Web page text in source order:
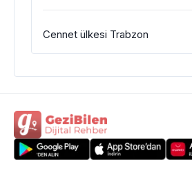
Cennet ülkesi Trabzon